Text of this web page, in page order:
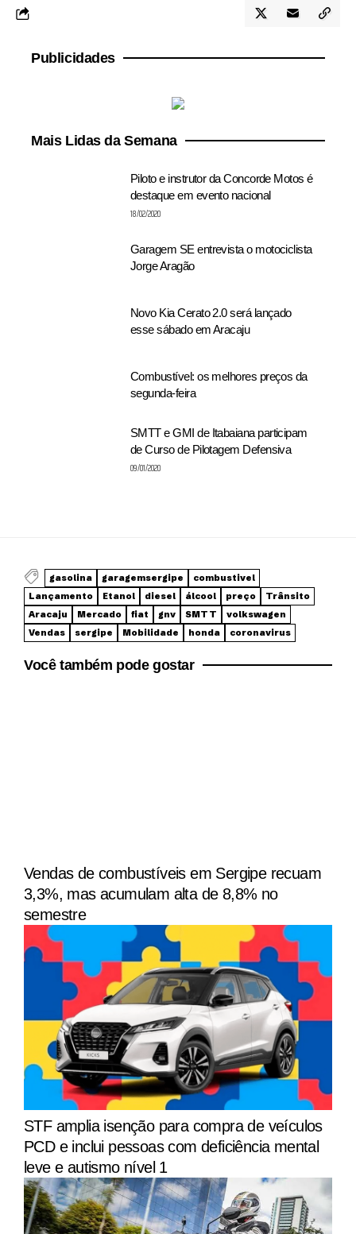
Publicidades
Mais Lidas da Semana
Piloto e instrutor da Concorde Motos é
destaque em evento nacional
18/02/2020
Garagem SE entrevista o motociclista
Jorge Aragão
Novo Kia Cerato 2.0 será lançado
esse sábado em Aracaju
Combustível: os melhores preços da
segunda-feira
SMTT e GMI de Itabaiana participam
de Curso de Pilotagem Defensiva
09/01/2020
gasolina garagemsergipe
combustivel
Lançamento
Etanol diesel álcool preço
Trânsito
Aracaju
Mercado fiat gnv SMTT
volkswagen
Vendas
sergipe Mobilidade honda coronavirus
Você também pode gostar
Vendas de combustíveis em Sergipe recuam
3,3%, mas acumulam alta de 8,8% no
semestre
STF amplia isenção para compra de veículos
PCD e inclui pessoas com deficiência mental
leve e autismo nível 1